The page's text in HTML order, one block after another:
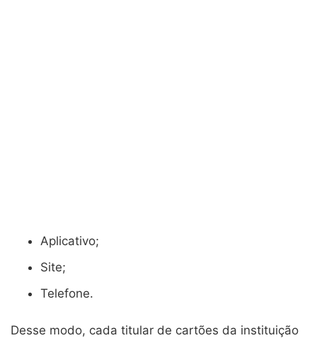
Aplicativo;
Site;
Telefone.
Desse modo, cada titular de cartões da instituição